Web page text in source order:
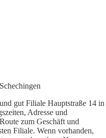
gut Filiale Hauptstraße 14 in
Adresse und
zum Geschäft und
Filiale. Wenn vorhanden,